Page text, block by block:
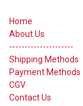
Home
About Us
---------------------
Shipping Methods
Payment Methods
CGV
Contact Us